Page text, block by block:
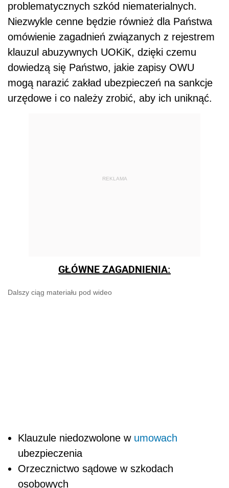
problematycznych szkód niematerialnych.
Niezwykle cenne będzie również dla Państwa
omówienie zagadnień związanych z rejestrem
klauzul abuzywnych UOKiK, dzięki czemu
dowiedzą się Państwo, jakie zapisy OWU
mogą narazić zakład ubezpieczeń na sankcje
urzędowe i co należy zrobić, aby ich uniknąć.
REKLAMA
GŁÓWNE ZAGADNIENIA:
Dalszy ciąg materiału pod wideo
Klauzule niedozwolone w umowach
ubezpieczenia
Orzecznictwo sądowe w szkodach
osobowych